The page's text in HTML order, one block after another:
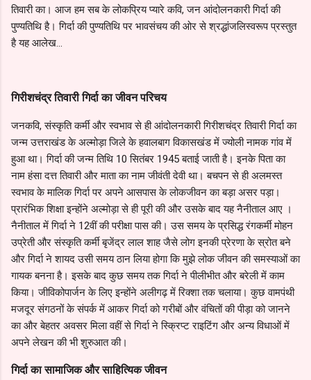
तिवारी का। आज हम सब के लोकप्रिय प्यारे कवि, जन आंदोलनकारी गिर्दा की
पुण्यतिथि है। गिर्दा की पुण्यतिथि पर भावसंचय की ओर से श्रद्धांजलिस्वरूप प्रस्तुत
है यह आलेख...
गिरीशचंद्र तिवारी गिर्दा का जीवन परिचय
जनकवि, संस्कृति कर्मी और स्वभाव से ही आंदोलनकारी गिरीशचंद्र तिवारी गिर्दा का
जन्म उत्तराखंड के अल्मोड़ा जिले के हवालबाग विकासखंड में ज्योली नामक गांव में
हुआ था। गिर्दा की जन्म तिथि 10 सितंबर 1945 बताई जाती है। इनके पिता का
नाम हंसा दत्त तिवारी और माता का नाम जीवंती देवी था। बचपन से ही अलमस्त
स्वभाव के मालिक गिर्दा पर अपने आसपास के लोकजीवन का बड़ा असर पड़ा।
प्रारंभिक शिक्षा इन्होंने अल्मोड़ा से ही पूरी की और उसके बाद यह नैनीताल आए ।
नैनीताल में गिर्दा ने 12वीं की परीक्षा पास की। उस समय के प्रसिद्ध रंगकर्मी मोहन
उप्रेती और संस्कृति कर्मी बृजेंद्र लाल शाह जैसे लोग इनकी प्रेरणा के स्रोत बने
और गिर्दा ने शायद उसी समय ठान लिया होगा कि मुझे लोक जीवन की समस्याओं का
गायक बनना है। इसके बाद कुछ समय तक गिर्दा ने पीलीभीत और बरेली में काम
किया। जीविकोपार्जन के लिए इन्होंने अलीगढ़ में रिक्शा तक चलाया। कुछ वामपंथी
मजदूर संगठनों के संपर्क में आकर गिर्दा को गरीबों और वंचितों की पीड़ा को जानने
का और बेहतर अवसर मिला वहीं से गिर्दा ने स्क्रिप्ट राइटिंग और अन्य विधाओं में
अपने लेखन की भी शुरुआत की।
गिर्दा का सामाजिक और साहित्यिक जीवन